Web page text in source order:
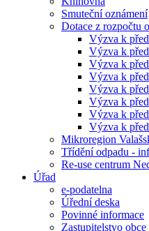
Smuteční oznámení
Dotace z rozpočtu
Výzva k
Výzva k
Výzva k
Výzva k
Výzva k
Výzva k
Výzva k
Výzva k
Mikroregion
Třídění odpadu -
Re-use centrum
Úřad
e-podatelna
Úřední deska
Povinné informace
Zastupitelstvo obce